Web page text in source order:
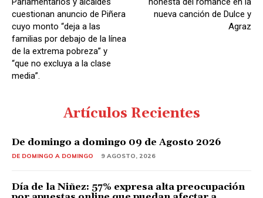
o
cuestionan anuncio de Piñera
cuyo monto “deja a las
familias por debajo de la línea
de la extrema pobreza” y
“que no excluya a la clase
media”.
nueva canción de Dulce y
Agraz
Artículos Recientes
De domingo a domingo 09 de Agosto 2026
DE DOMINGO A DOMINGO 9 AGOSTO, 2026
Día de la Niñez: 57% expresa alta preocupación